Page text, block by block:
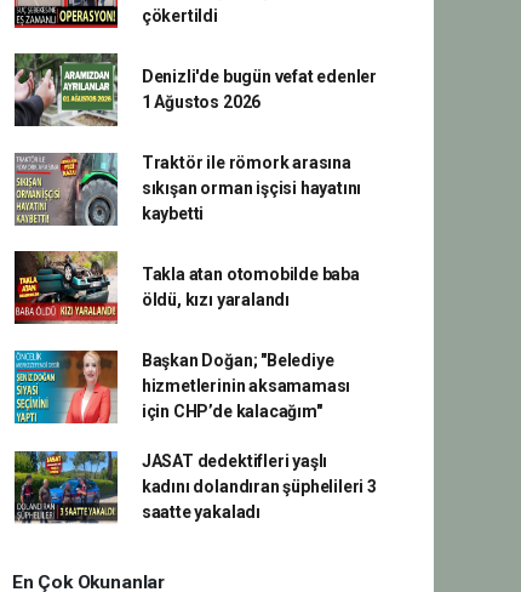
çökertildi
Denizli'de bugün vefat edenler
1 Ağustos 2026
Traktör ile römork arasına
sıkışan orman işçisi hayatını
kaybetti
Takla atan otomobilde baba
öldü, kızı yaralandı
Başkan Doğan; "Belediye
hizmetlerinin aksamaması
için CHP’de kalacağım"
JASAT dedektifleri yaşlı
kadını dolandıran şüphelileri 3
saatte yakaladı
En Çok Okunanlar